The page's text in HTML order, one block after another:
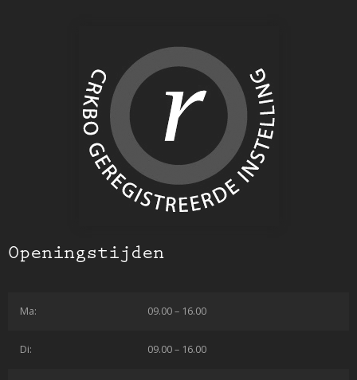
Openingstijden
Ma: 09.00 – 16.00
Di: 09.00 – 16.00